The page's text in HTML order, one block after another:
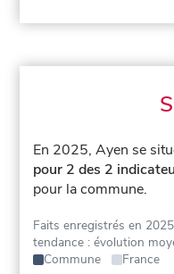
En 2025, Ayen se
pour 2 des 2
pour la commune.
Faits enregistrés en
tendance : évolution
Commune
France